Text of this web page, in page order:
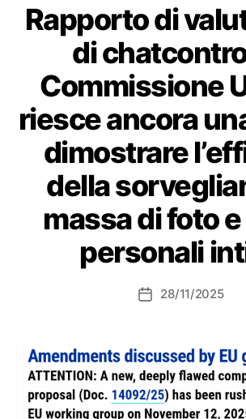
Rapporto di
di
Commissione
riesce ancora
dimostrare
della
massa di foto
personali
Data28/11/2025